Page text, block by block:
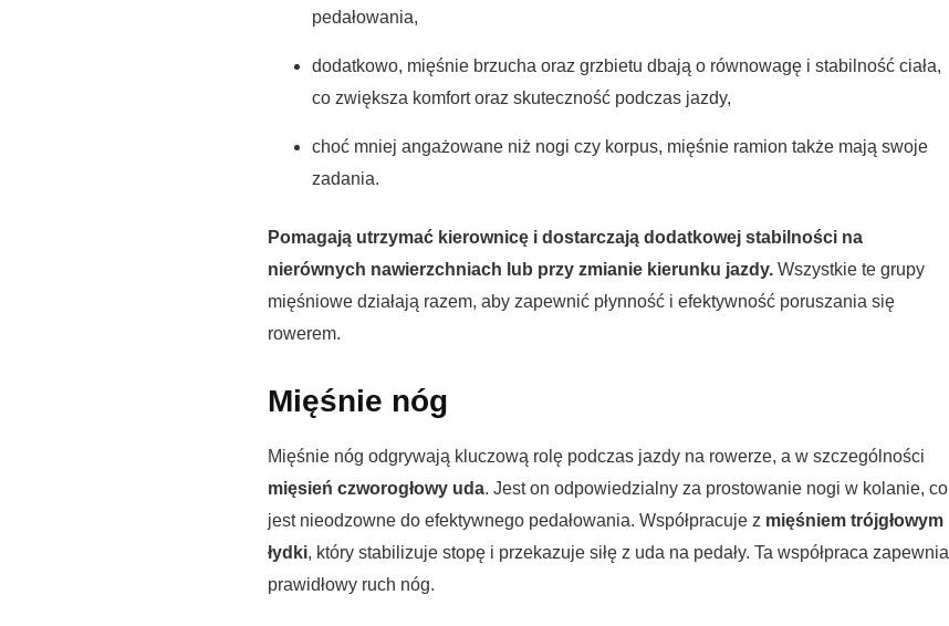
pedałowania,
dodatkowo, mięśnie brzucha oraz grzbietu dbają o równowagę i stabilność ciała,
co zwiększa komfort oraz skuteczność podczas jazdy,
choć mniej angażowane niż nogi czy korpus, mięśnie ramion także mają swoje
zadania.
Pomagają utrzymać kierownicę i dostarczają dodatkowej stabilności na
nierównych nawierzchniach lub przy zmianie kierunku jazdy. Wszystkie te grupy
mięśniowe działają razem, aby zapewnić płynność i efektywność poruszania się
rowerem.
Mięśnie nóg
Mięśnie nóg odgrywają kluczową rolę podczas jazdy na rowerze, a w szczególności
mięsień czworogłowy uda. Jest on odpowiedzialny za prostowanie nogi w kolanie, co
jest nieodzowne do efektywnego pedałowania. Współpracuje z mięśniem trójgłowym
łydki, który stabilizuje stopę i przekazuje siłę z uda na pedały. Ta współpraca zapewnia
prawidłowy ruch nóg.